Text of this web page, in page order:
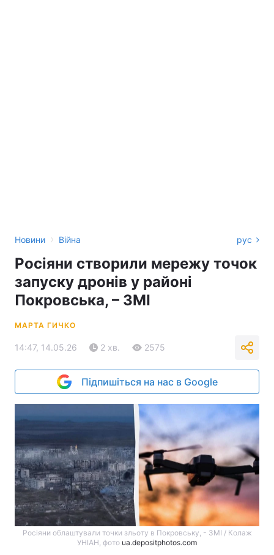
Новини › Війна рус
Росіяни створили мережу точок
запуску дронів у районі
Покровська, – ЗМІ
МАРТА ГИЧКО
14:47, 14.05.26 2 хв. 2575
Підпишіться на нас в Google
Росіяни облаштували точки зльоту в Покровську, - ЗМІ / Колаж
УНІАН, фото ua.depositphotos.com